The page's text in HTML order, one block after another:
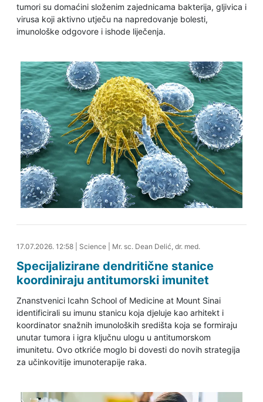
tumori su domaćini složenim zajednicama bakterija, gljivica i
virusa koji aktivno utječu na napredovanje bolesti,
imunološke odgovore i ishode liječenja.
17.07.2026. 13:18
17.07.2026. 12:58| Science| Mr. sc. Dean Delić, dr. med.
Specijalizirane dendritične stanice
koordiniraju antitumorski imunitet
Znanstvenici Icahn School of Medicine at Mount Sinai
identificirali su imunu stanicu koja djeluje kao arhitekt i
koordinator snažnih imunoloških središta koja se formiraju
unutar tumora i igra ključnu ulogu u antitumorskom
imunitetu. Ovo otkriće moglo bi dovesti do novih strategija
za učinkovitije imunoterapije raka.